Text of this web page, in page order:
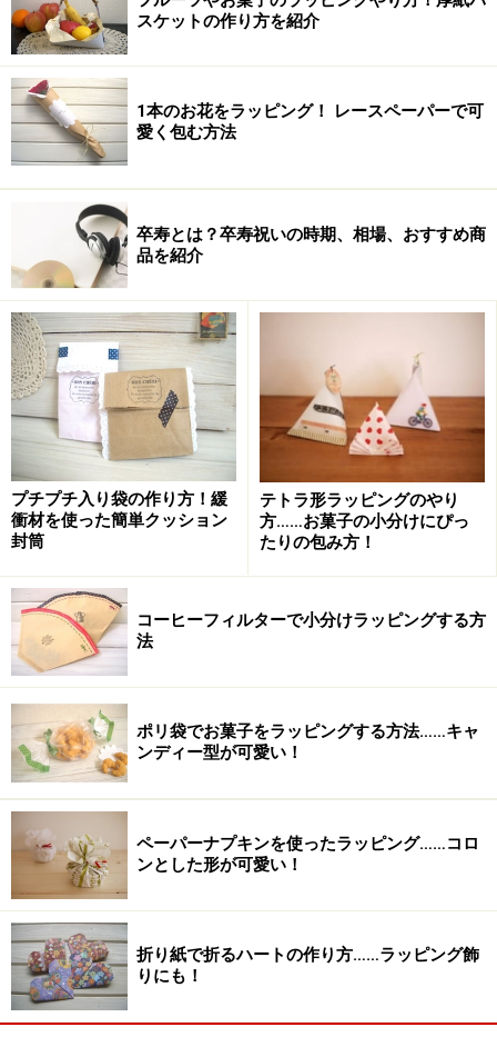
【Cuisinart】
※記事内容は執筆時点のものです。最新の内容をご確認くださ
い。
スケットの作り方を紹介
1本のお花をラッピング！ レースペーパーで可
愛く包む方法
卒寿とは？卒寿祝いの時期、相場、おすすめ商
品を紹介
プチプチ入り袋の作り方！緩
衝材を使った簡単クッション
封筒
テトラ形ラッピングのやり
方……お菓子の小分けにぴっ
たりの包み方！
コーヒーフィルターで小分けラッピングする方
法
ポリ袋でお菓子をラッピングする方法……キャ
ンディー型が可愛い！
ペーパーナプキンを使ったラッピング……コロ
ンとした形が可愛い！
折り紙で折るハートの作り方……ラッピング飾
りにも！